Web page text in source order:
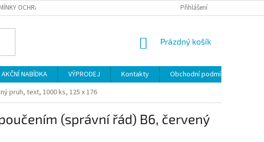
OCHRANY OSOBNÍCH ÚDAJŮ Přihlášení
NÁKUPNÍ
Prázdný košík
AKČNÍ NABÍDKA VÝPRODEJ Kontakty
Obchodní podmínky
pruh, text, 1000 ks, 125 x 176
(správní řád) B6, červený